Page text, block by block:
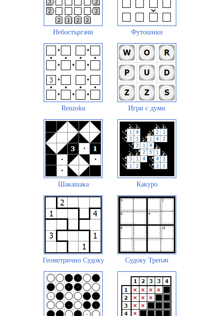
Небостъргачи Футошики
Renzoku Игри с думи
Шакашака Какуро
Геометрично Судоку Судоку Трепач